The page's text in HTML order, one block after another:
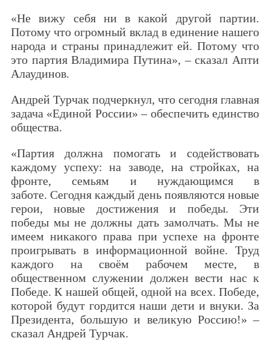
«Не вижу себя ни в какой другой партии.
Потому что огромный вклад в единение нашего
народа и страны принадлежит ей. Потому что
это партия Владимира Путина», – сказал Апти
Алаудинов.
Андрей Турчак подчеркнул, что сегодня главная
задача «Единой России» – обеспечить единство
общества.
«Партия должна помогать и содействовать
каждому успеху: на заводе, на стройках, на
фронте, семьям и нуждающимся в
заботе. Сегодня каждый день появляются новые
герои, новые достижения и победы. Эти
победы мы не должны дать замолчать. Мы не
имеем никакого права при успехе на фронте
проигрывать в информационной войне. Труд
каждого на своём рабочем месте, в
общественном служении должен вести нас к
Победе. К нашей общей, одной на всех. Победе,
которой будут гордится наши дети и внуки. За
Президента, большую и великую Россию!» –
сказал Андрей Турчак.